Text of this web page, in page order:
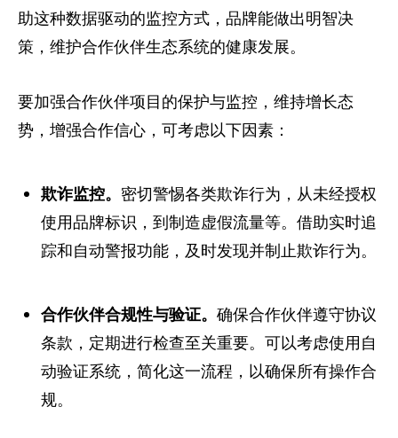
助这种数据驱动的监控方式，品牌能做出明智决
策，维护合作伙伴生态系统的健康发展。
要加强合作伙伴项目的保护与监控，维持增长态
势，增强合作信心，可考虑以下因素：
欺诈监控。 密切警惕各类欺诈行为，从未经授权
使用品牌标识，到制造虚假流量等。借助实时追
踪和自动警报功能，及时发现并制止欺诈行为。
合作伙伴合规性与验证。 确保合作伙伴遵守协议
条款，定期进行检查至关重要。可以考虑使用自
动验证系统，简化这一流程，以确保所有操作合
规。